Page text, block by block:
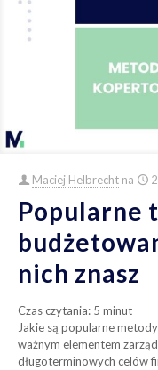
Maciej Helbrecht na
Popularne
nich znasz
Czas czytania: 5 minut
Jakie są popularne
ważnym elementem
długoterminowych celów